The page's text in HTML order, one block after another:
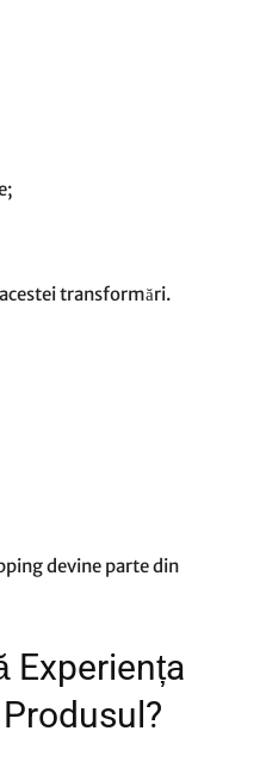
transformări.
devine parte din
Experiența